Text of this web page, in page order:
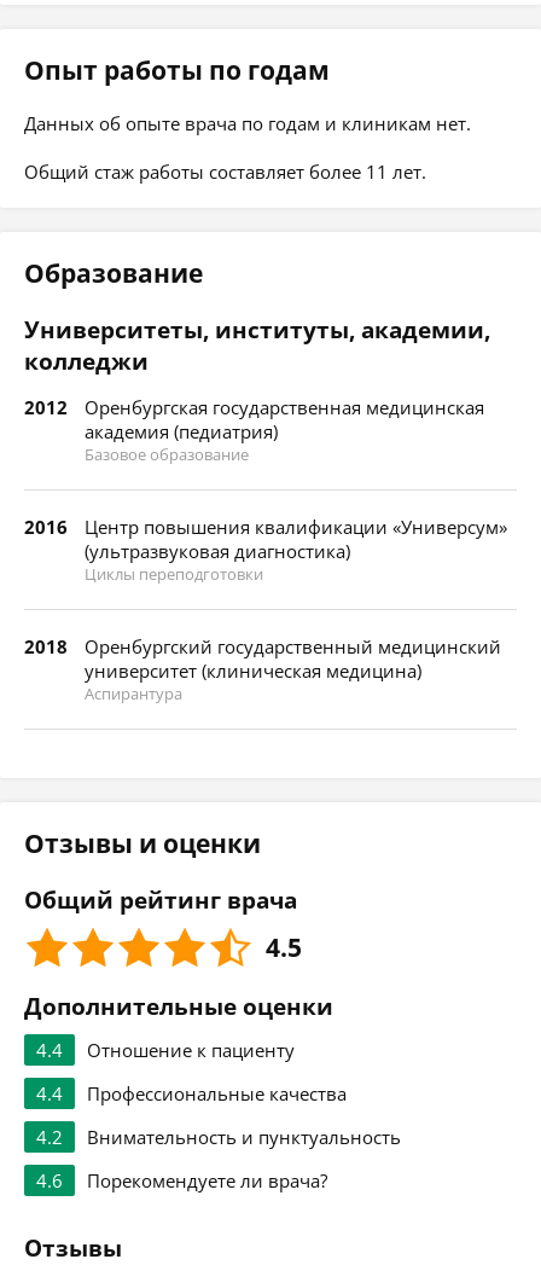
Опыт работы по годам
Данных об опыте врача по годам и клиникам нет.
Общий стаж работы составляет более 11 лет.
Образование
Университеты, институты, академии,
колледжи
2012
Оренбургская государственная медицинская
академия (педиатрия)
Базовое образование
2016
Центр повышения квалификации «Универсум»
(ультразвуковая диагностика)
Циклы переподготовки
2018
Оренбургский государственный медицинский
университет (клиническая медицина)
Аспирантура
Отзывы и оценки
Общий рейтинг врача
4.5
Дополнительные оценки
4.4
Отношение к пациенту
4.4
Профессиональные качества
4.2
Внимательность и пунктуальность
4.6
Порекомендуете ли врача?
Отзывы